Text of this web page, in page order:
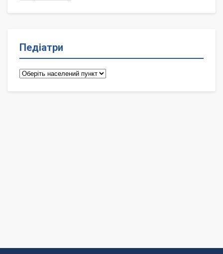
Педіатри
Педіатри